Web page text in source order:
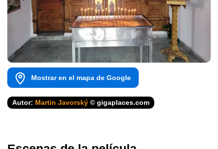
Mostrar en el mapa de Google
Autor: Martin Javorský © gigaplaces.com